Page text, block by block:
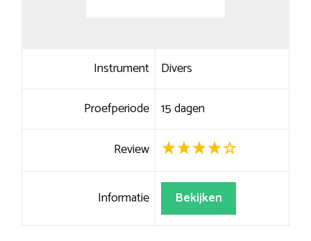
Instrument Divers
Proefperiode 15 dagen
Review
Informatie Bekijken